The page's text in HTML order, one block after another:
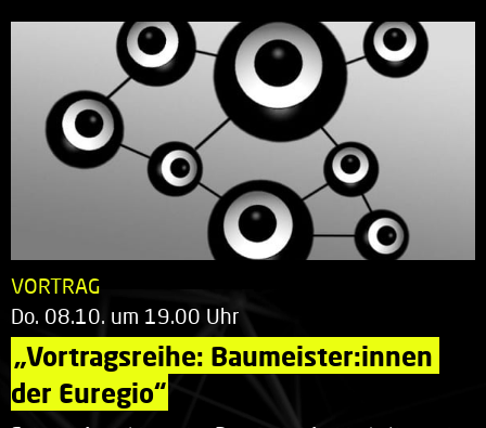
VORTRAG
Do. 08.10. um 19.00 Uhr
„Vortragsreihe: Baumeister:innen
der Euregio“